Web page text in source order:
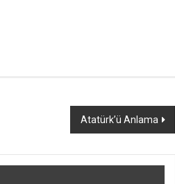
Atatürk’ü Anlama